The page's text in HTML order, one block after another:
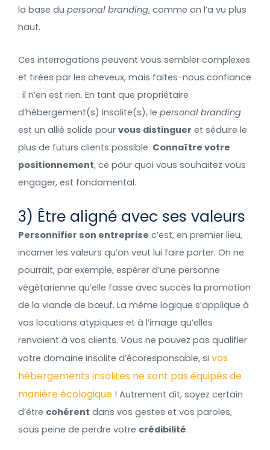
la base du personal branding, comme on l’a vu plus
haut.
Ces interrogations peuvent vous sembler complexes
et tirées par les cheveux, mais faites-nous confiance
: il n’en est rien. En tant que propriétaire
d’hébergement(s) insolite(s), le personal branding
est un allié solide pour vous distinguer et séduire le
plus de futurs clients possible. Connaître votre
positionnement, ce pour quoi vous souhaitez vous
engager, est fondamental.
3) Être aligné avec ses valeurs
Personnifier son entreprise c’est, en premier lieu,
incarner les valeurs qu’on veut lui faire porter. On ne
pourrait, par exemple, espérer d’une personne
végétarienne qu’elle fasse avec succès la promotion
de la viande de bœuf. La même logique s’applique à
vos locations atypiques et à l’image qu’elles
renvoient à vos clients. Vous ne pouvez pas qualifier
votre domaine insolite d’écoresponsable, si vos
hébergements insolites ne sont pas équipés de
manière écologique ! Autrement dit, soyez certain
d’être cohérent dans vos gestes et vos paroles,
sous peine de perdre votre crédibilité.